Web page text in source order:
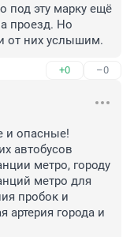
под эту марку ещё
проезд. Но
от них услышим.
+0 –0
и опасные!
автобусов
метро, городу
метро для
пробок и
артерия города и